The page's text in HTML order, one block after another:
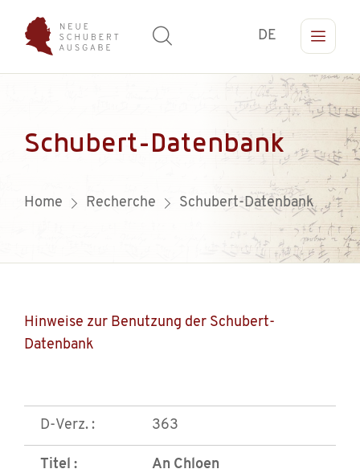
DE
Schubert-Datenbank
Home Recherche Schubert-Datenbank
Hinweise zur Benutzung der Schubert-
Datenbank
D-Verz. : 363
Titel : An Chloen